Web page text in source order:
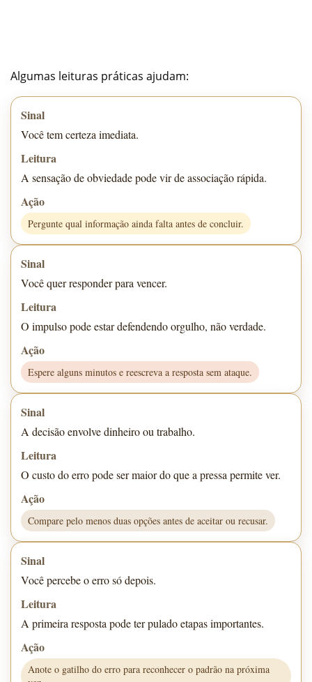
Algumas leituras práticas ajudam:
Você tem certeza imediata.
A sensação de obviedade pode vir de associação rápida.
Pergunte qual informação ainda falta antes de concluir.
Você quer responder para vencer.
O impulso pode estar defendendo orgulho, não verdade.
Espere alguns minutos e reescreva a resposta sem ataque.
A decisão envolve dinheiro ou trabalho.
O custo do erro pode ser maior do que a pressa permite ver.
Compare pelo menos duas opções antes de aceitar ou recusar.
Você percebe o erro só depois.
A primeira resposta pode ter pulado etapas importantes.
Anote o gatilho do erro para reconhecer o padrão na próxima